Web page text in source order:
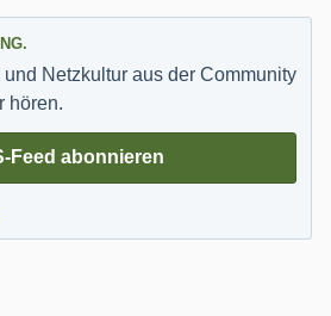
Netzkultur aus der Community
hören.
Feed abonnieren